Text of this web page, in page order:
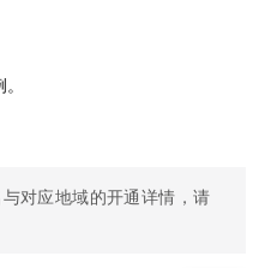
对应地域的开通详情，请